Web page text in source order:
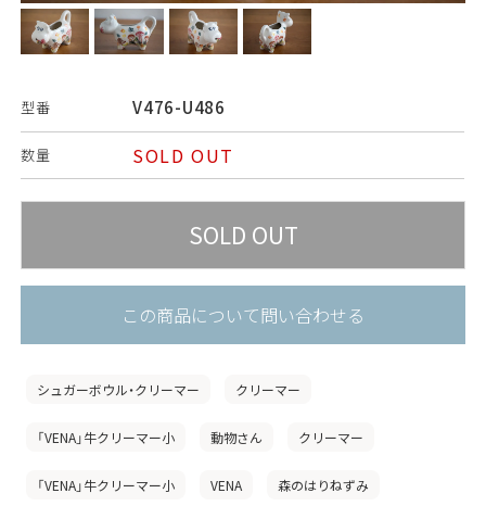
型番 V476-U486
数量 SOLD OUT
この商品について問い合わせる
シュガーボウル・クリーマー クリーマー
「VENA」牛クリーマー小 動物さん クリーマー
「VENA」牛クリーマー小 VENA 森のはりねずみ